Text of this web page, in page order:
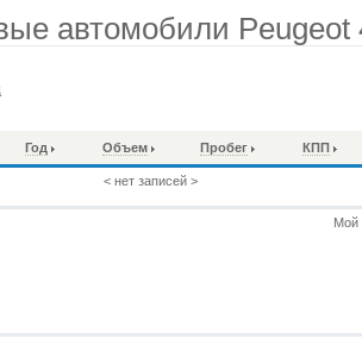
автомобили Peugeot
Год Объем Пробег КПП
< нет записей >
Мой